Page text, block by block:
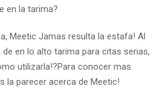
en la tarima?
Meetic Jamas resulta la estafa! Al
en lo alto tarima para citas serias,
utilizarla!?Para conocer mas
la parecer acerca de Meetic!